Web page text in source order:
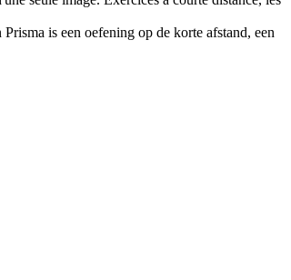
is een oefening op de korte afstand, een